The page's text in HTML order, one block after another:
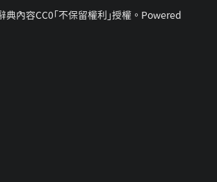
典內容CC0｢不保留權利｣授權。Powered